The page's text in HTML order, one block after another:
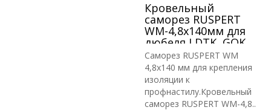
Кровельный
саморез RUSPERT
WM-4,8х140мм для
дюбеля LDTK, GOK,
RIF.
Саморез RUSPERT WM
4,8х140 мм для крепления
изоляции к
профнастилу.Кровельный
саморез RUSPERT WM-4,8..